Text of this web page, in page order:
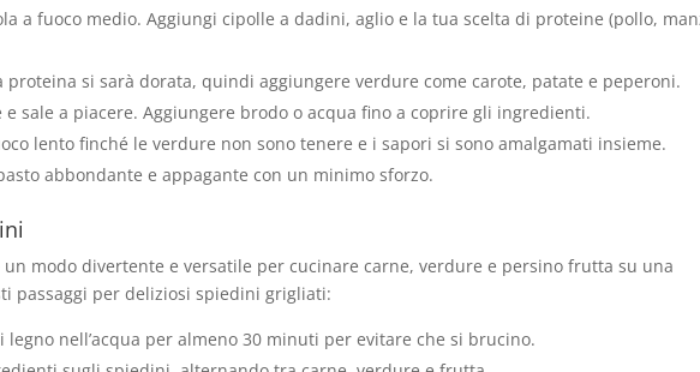
a fuoco medio. Aggiungi cipolle a dadini, aglio e la tua scelta di proteine (pollo,
proteina si sarà dorata, quindi aggiungere verdure come carote, patate e peperoni.
e sale a piacere. Aggiungere brodo o acqua fino a coprire gli ingredienti.
lento finché le verdure non sono tenere e i sapori si sono amalgamati insieme.
abbondante e appagante con un minimo sforzo.
modo divertente e versatile per cucinare carne, verdure e persino frutta su una
passaggi per deliziosi spiedini grigliati:
nell’acqua per almeno 30 minuti per evitare che si brucino.